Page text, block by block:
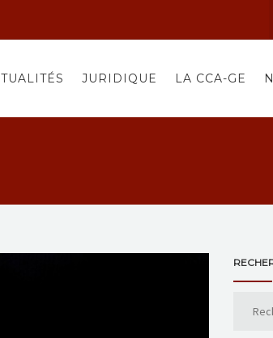
JURIDIQUE LA CCA-GE